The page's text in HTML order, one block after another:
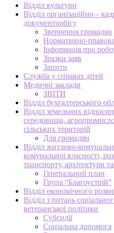
Відділ культури
Відділ організаційно –
документообігу
Звернення громадян
Нормативно-
Інформація про
Зразки заяв
Запити
Служба у справах дітей
Медичні заклади
ЗВІТИ
Відділ бухгалтерського
Відділ земельних
середовища,
сільських територій
Для громадян
Відділ житлово-
комунальної власності,
транспорту, архітектури
Генеральний план
Група “Благоустрій”
Відділ економічного
Відділ з питань
ветеранської політики
Субсидії
Соціальна допомога